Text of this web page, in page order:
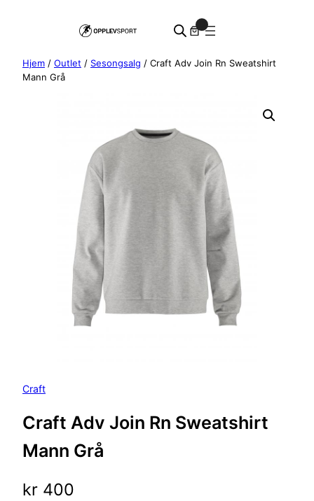
Hjem / Outlet / Sesongsalg / Craft Adv Join Rn Sweatshirt
Mann Grå
Craft
Craft Adv Join Rn Sweatshirt
Mann Grå
kr 400